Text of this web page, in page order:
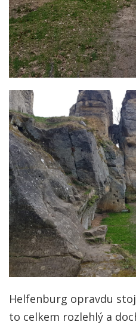
Helfenburg opravdu
to celkem rozlehlý a